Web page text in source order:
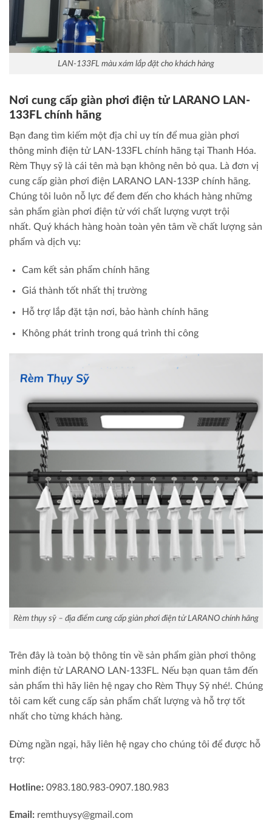
LAN-133FL màu xám lắp đặt cho khách hàng
Nơi cung cấp giàn phơi điện tử LARANO LAN-
133FL chính hãng
Bạn đang tìm kiếm một địa chỉ uy tín để mua giàn phơi
thông minh điện tử LAN-133FL chính hãng tại Thanh Hóa.
Rèm Thụy sỹ là cái tên mà bạn không nên bỏ qua. Là đơn vị
cung cấp giàn phơi điện LARANO LAN-133P chính hãng.
Chúng tôi luôn nỗ lực để đem đến cho khách hàng những
sản phẩm giàn phơi điện tử với chất lượng vượt trội
nhất. Quý khách hàng hoàn toàn yên tâm về chất lượng sản
phẩm và dịch vụ:
Cam kết sản phẩm chính hãng
Giá thành tốt nhất thị trường
Hỗ trợ lắp đặt tận nơi, bảo hành chính hãng
Không phát trinh trong quá trình thi công
Rèm thụy sỹ – địa điểm cung cấp giàn phơi điện tử LARANO chính hãng
Trên đây là toàn bộ thông tin về sản phẩm giàn phơi thông
minh điện tử LARANO LAN-133FL. Nếu bạn quan tâm đến
sản phẩm thì hãy liên hệ ngay cho Rèm Thụy Sỹ nhé!. Chúng
tôi cam kết cung cấp sản phẩm chất lượng và hỗ trợ tốt
nhất cho từng khách hàng.
Đừng ngần ngại, hãy liên hệ ngay cho chúng tôi để được hỗ
trợ:
Hotline: 0983.180.983-0907.180.983
Email: remthuysy@gmail.com